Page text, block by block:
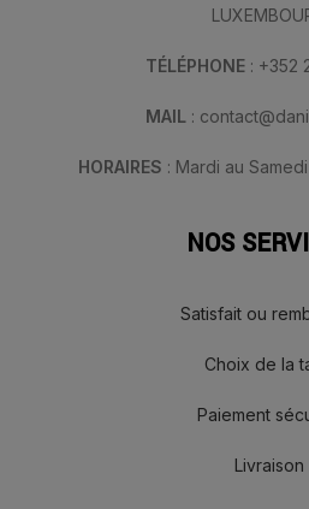
TÉLÉPHONE : +352
MAIL :
HORAIRES : Mardi au
NOS
Satisfait ou
Choix de la
Paiement
Livraison